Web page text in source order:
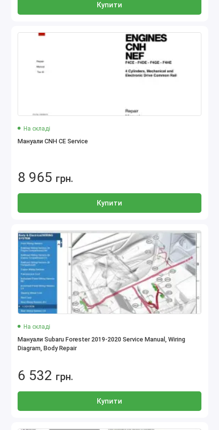
Купити
На складі
Мануали CNH CE Service
8 965 грн.
Купити
На складі
Мануали Subaru Forester 2019-2020 Service Manual, Wiring
Diagram, Body Repair
6 532 грн.
Купити